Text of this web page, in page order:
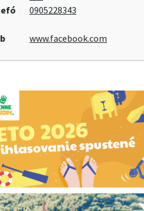
0905228343
www.facebook.com